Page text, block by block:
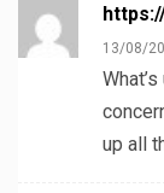
13/08/
up all